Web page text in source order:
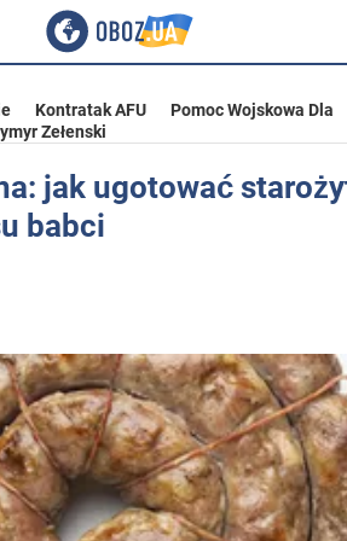
Kontratak AFU
Pomoc Wojskowa Dla
Zełenski
jak ugotować
babci